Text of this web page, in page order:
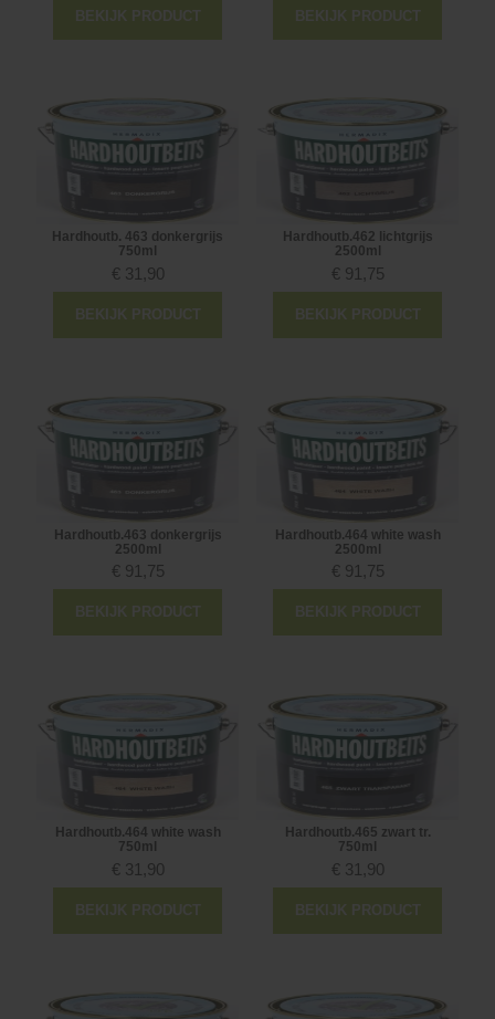
BEKIJK PRODUCT BEKIJK PRODUCT
Hardhoutb. 463 donkergrijs
750ml
€ 31,90
BEKIJK PRODUCT
Hardhoutb.462 lichtgrijs
2500ml
€ 91,75
BEKIJK PRODUCT
Hardhoutb.463 donkergrijs
2500ml
€ 91,75
BEKIJK PRODUCT
Hardhoutb.464 white wash
2500ml
€ 91,75
BEKIJK PRODUCT
Hardhoutb.464 white wash
750ml
€ 31,90
BEKIJK PRODUCT
Hardhoutb.465 zwart tr.
750ml
€ 31,90
BEKIJK PRODUCT